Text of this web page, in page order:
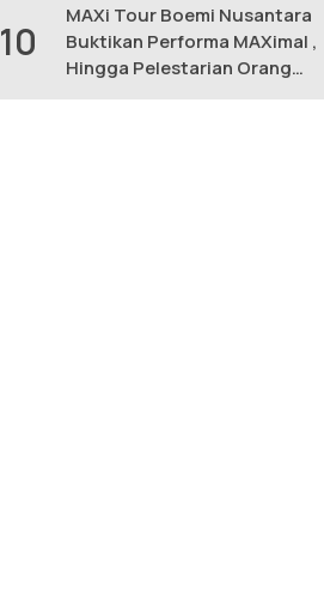
10
MAXi Tour Boemi Nusantara
Buktikan Performa MAXimal ,
Hingga Pelestarian Orang